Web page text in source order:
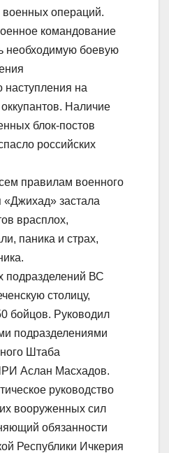
операций.
командование
необходимую боевую
на
Наличие
блок-постов
российских
правилам военного
«Джихад» застала
врасплох,
паника и страх,
подразделений ВС
столицу,
бойцов. Руководил
подразделениями
Штаба
Аслан Масхадов.
руководство
вооруженных сил
обязанности
Республики Ичкерия